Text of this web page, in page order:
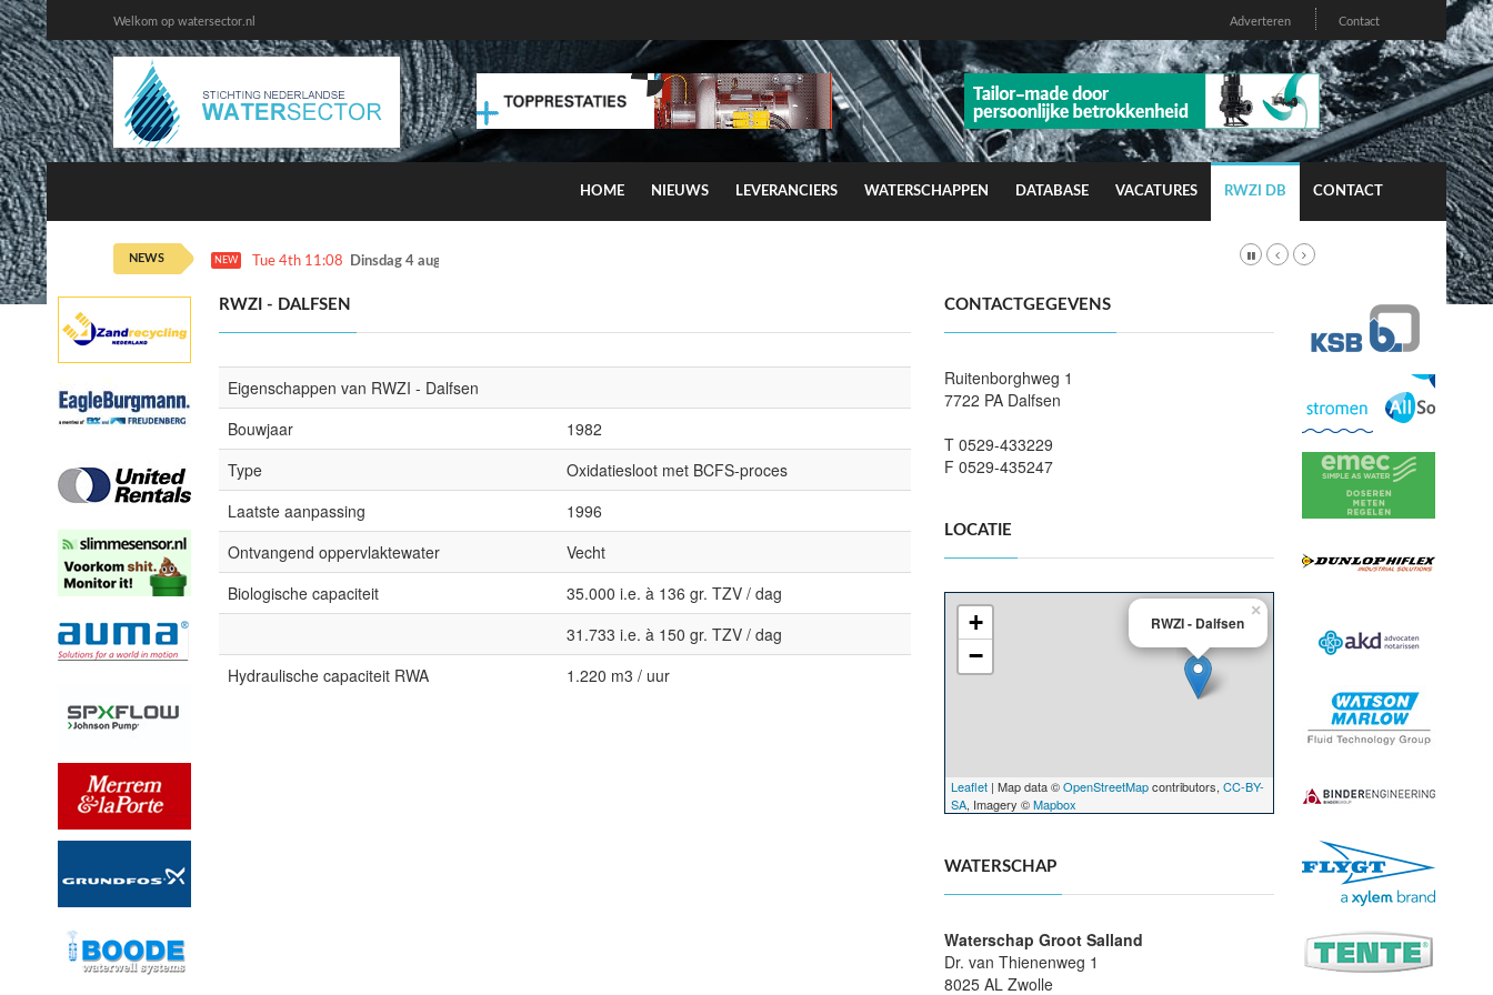
Welkom op watersector.nl Adverteren Contact
HOME NIEUWS LEVERANCIERS WATERSCHAPPEN DATABASE VACATURES RWZI DB CONTACT
NEWS NEW Tue 4th 11:08 Dinsdag 4 augustus kans op smog door ozon
RWZI - DALFSEN
Eigenschappen van RWZI - Dalfsen
Bouwjaar
1982
Type
Oxidatiesloot met BCFS-proces
Laatste aanpassing
1996
Ontvangend oppervlaktewater
Vecht
Biologische capaciteit
35.000 i.e. à 136 gr. TZV / dag
31.733 i.e. à 150 gr. TZV / dag
Hydraulische capaciteit RWA
1.220 m3 / uur
CONTACTGEGEVENS
Ruitenborghweg 1
7722 PA Dalfsen
T 0529-433229
F 0529-435247
LOCATIE
RWZI - Dalfsen
×
+
−
Leaflet | Map data ©OpenStreetMapcontributors,CC-BY-
SA, Imagery ©Mapbox
WATERSCHAP
Waterschap Groot Salland
Dr. van Thienenweg 1
8025 AL Zwolle